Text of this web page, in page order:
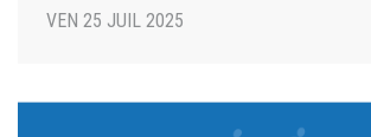
VEN 25 JUIL 2025